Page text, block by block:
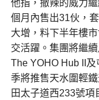
他指，撤辣的威力
個月內售出31伙，
大增，料下半年樓
交活躍。集團將繼
The YOHO Hub II
季將推售天水圍輕
田太子道西233號項